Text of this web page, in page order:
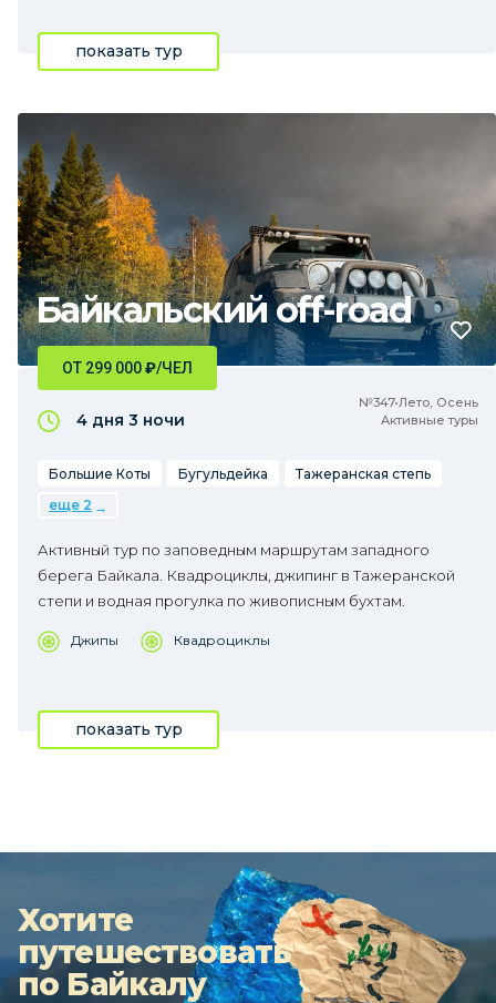
показать тур
Байкальский off-road
№347•Лето, Осень
Активные туры
ОТ 299 000₽/ЧЕЛ
4 дня 3 ночи
Большие Коты Бугульдейка
Тажеранская степь
еще 2
Активный тур по заповедным маршрутам западного
берега Байкала. Квадроциклы, джипинг в Тажеранской
степи и водная прогулка по живописным бухтам.
Джипы Квадроциклы
показать тур
Хотите
путешествовать
по Байкалу